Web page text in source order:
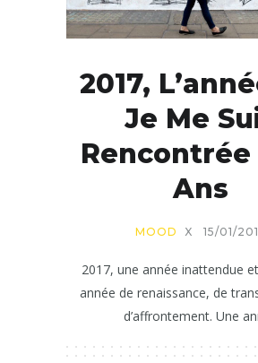
2017,
Je Me
Rencontrée
Ans
MOOD X 15/01/
2017, une année inattendue
année de renaissance, de
d’affrontement. Une